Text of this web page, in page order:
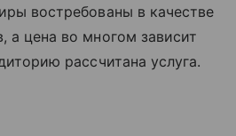
востребованы в качестве
а цена во многом зависит
рассчитана услуга.